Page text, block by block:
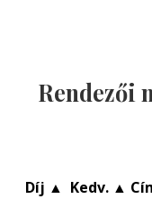
Rendezői
Díj ▲ Kedv. ▲